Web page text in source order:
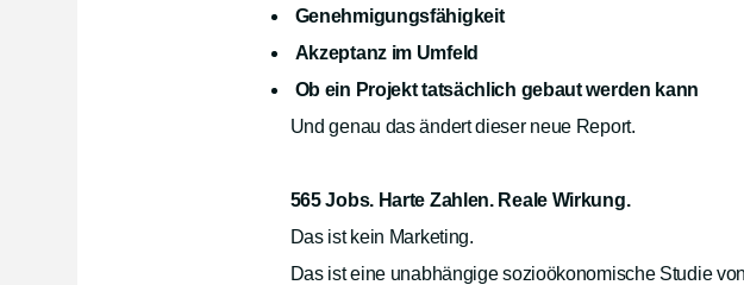
Genehmigungsfähigkeit
Akzeptanz im Umfeld
Ob ein Projekt tatsächlich gebaut werden kann
Und genau das ändert dieser neue Report.
565 Jobs. Harte Zahlen. Reale Wirkung.
Das ist kein Marketing.
Das ist eine unabhängige sozioökonomische Studie